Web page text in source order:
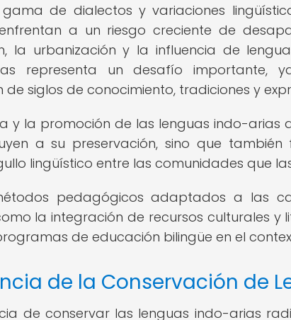
de dialectos y variaciones
a un riesgo creciente de
la urbanización y la influencia de
representa un desafío importante,
siglos de conocimiento, tradiciones y
y la promoción de las lenguas indo-arias
a su preservación, sino que
lingüístico entre las comunidades que
pedagógicos adaptados a las
la integración de recursos culturales y
de educación bilingüe en el
de la Conservación de
de conservar las lenguas indo-arias